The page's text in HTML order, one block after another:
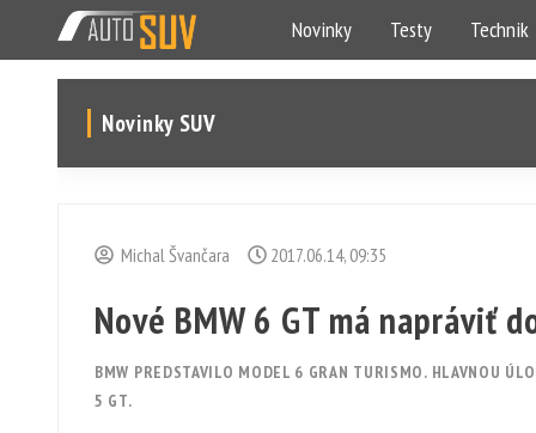
Novinky Testy Technik
Novinky SUV
Michal Švančara 2017.06.14, 09:35
Nové BMW 6 GT má napráviť
BMW PREDSTAVILO MODEL 6 GRAN TURISMO. HLAVNOU
5 GT.